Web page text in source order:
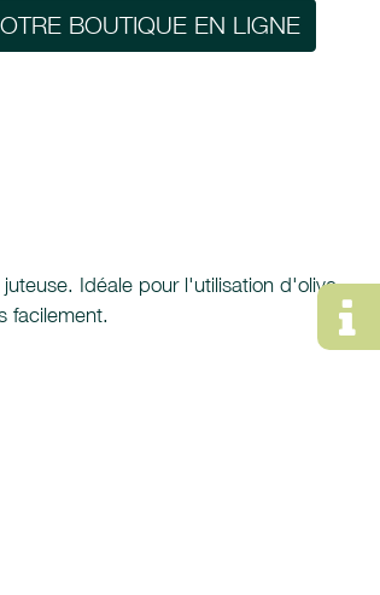
BOUTIQUE EN LIGNE
Idéale pour l'utilisation d'olive
facilement.